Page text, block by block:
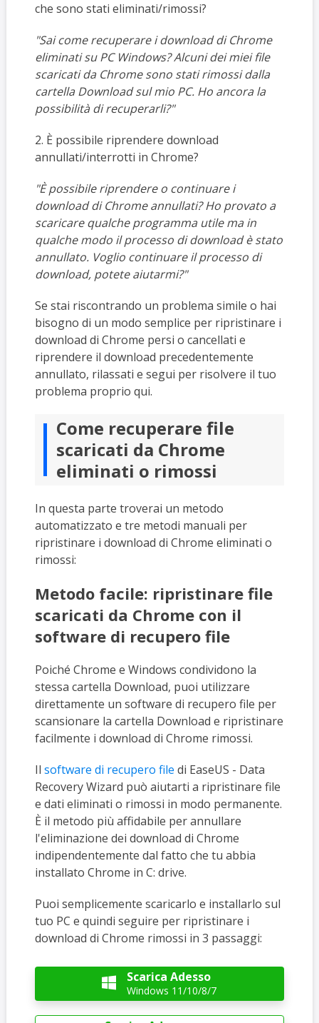
che sono stati eliminati/rimossi?
"Sai come recuperare i download di Chrome
eliminati su PC Windows? Alcuni dei miei file
scaricati da Chrome sono stati rimossi dalla
cartella Download sul mio PC. Ho ancora la
possibilità di recuperarli?"
2. È possibile riprendere download
annullati/interrotti in Chrome?
"È possibile riprendere o continuare i
download di Chrome annullati? Ho provato a
scaricare qualche programma utile ma in
qualche modo il processo di download è stato
annullato. Voglio continuare il processo di
download, potete aiutarmi?"
Se stai riscontrando un problema simile o hai
bisogno di un modo semplice per ripristinare i
download di Chrome persi o cancellati e
riprendere il download precedentemente
annullato, rilassati e segui per risolvere il tuo
problema proprio qui.
Come recuperare file
scaricati da Chrome
eliminati o rimossi
In questa parte troverai un metodo
automatizzato e tre metodi manuali per
ripristinare i download di Chrome eliminati o
rimossi:
Metodo facile: ripristinare file
scaricati da Chrome con il
software di recupero file
Poiché Chrome e Windows condividono la
stessa cartella Download, puoi utilizzare
direttamente un software di recupero file per
scansionare la cartella Download e ripristinare
facilmente i download di Chrome rimossi.
Il software di recupero file di EaseUS - Data
Recovery Wizard può aiutarti a ripristinare file
e dati eliminati o rimossi in modo permanente.
È il metodo più affidabile per annullare
l'eliminazione dei download di Chrome
indipendentemente dal fatto che tu abbia
installato Chrome in C: drive.
Puoi semplicemente scaricarlo e installarlo sul
tuo PC e quindi seguire per ripristinare i
download di Chrome rimossi in 3 passaggi:
 Scarica Adesso
Windows 11/10/8/7